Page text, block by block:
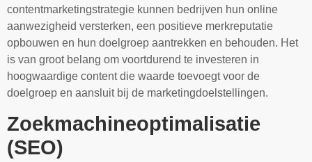
contentmarketingstrategie kunnen bedrijven hun online
aanwezigheid versterken, een positieve merkreputatie
opbouwen en hun doelgroep aantrekken en behouden. Het
is van groot belang om voortdurend te investeren in
hoogwaardige content die waarde toevoegt voor de
doelgroep en aansluit bij de marketingdoelstellingen.
Zoekmachineoptimalisatie
(SEO)